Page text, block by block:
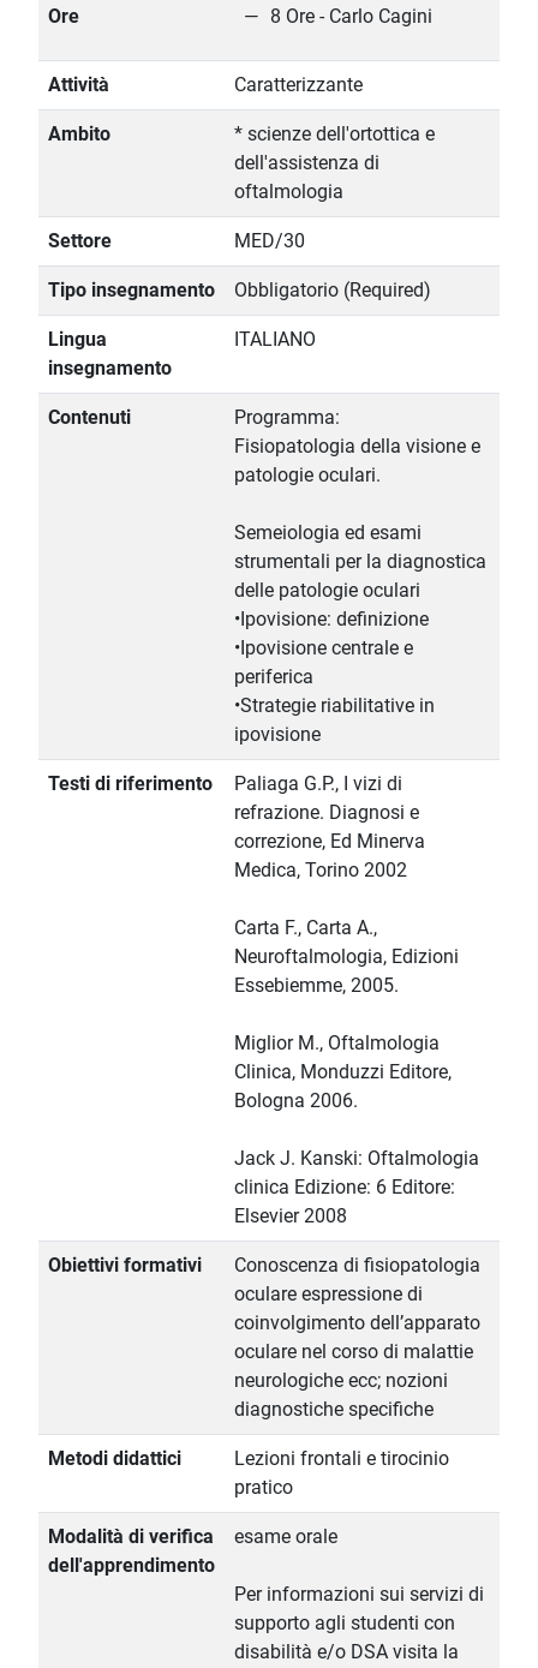
Ore 8 Ore - Carlo Cagini
Attività Caratterizzante
Ambito
* scienze dell'ortottica e
dell'assistenza di
oftalmologia
Settore MED/30
Tipo insegnamento Obbligatorio (Required)
Lingua
insegnamento
ITALIANO
Contenuti
Programma:
Fisiopatologia della visione e
patologie oculari.
Semeiologia ed esami
strumentali per la diagnostica
delle patologie oculari
•Ipovisione: definizione
•Ipovisione centrale e
periferica
•Strategie riabilitative in
ipovisione
Testi di riferimento
Paliaga G.P., I vizi di
refrazione. Diagnosi e
correzione, Ed Minerva
Medica, Torino 2002
Carta F., Carta A.,
Neuroftalmologia, Edizioni
Essebiemme, 2005.
Miglior M., Oftalmologia
Clinica, Monduzzi Editore,
Bologna 2006.
Jack J. Kanski: Oftalmologia
clinica Edizione: 6 Editore:
Elsevier 2008
Obiettivi formativi
Conoscenza di fisiopatologia
oculare espressione di
coinvolgimento dell’apparato
oculare nel corso di malattie
neurologiche ecc; nozioni
diagnostiche specifiche
Metodi didattici
Lezioni frontali e tirocinio
pratico
Modalità di verifica
dell'apprendimento
esame orale
Per informazioni sui servizi di
supporto agli studenti con
disabilità e/o DSA visita la